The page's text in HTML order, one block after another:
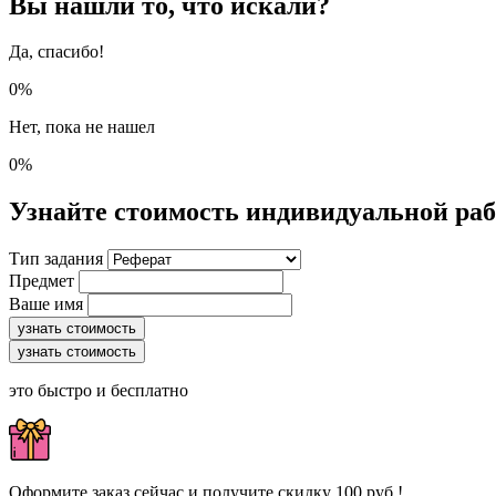
Да, спасибо!
0%
Нет, пока не нашел
0%
Узнайте стоимость индивидуальной
Тип задания
Предмет
Ваше имя
узнать стоимость
узнать стоимость
это быстро и бесплатно